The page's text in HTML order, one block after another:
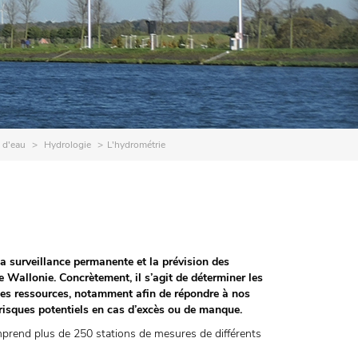
d'eau Hydrologie L'hydrométrie
surveillance permanente et la prévision des
Wallonie. Concrètement, il s’agit de déterminer les
ressources, notamment afin de répondre à nos
potentiels en cas d’excès ou de manque.
plus de 250 stations de mesures de différents